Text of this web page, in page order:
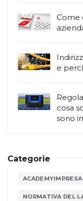
Come
e
cosa
sono
Categorie
ACADEMYIMPRESA
NORMATIVA DEL